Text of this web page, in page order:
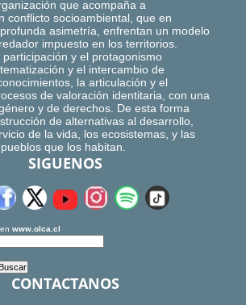
que acompaña a
conflicto socioambiental, que en
asimetría, enfrentan un modelo
impuesto en los territorios.
participación y el protagonismo
y el intercambio de
la articulación y el
de valoración identitaria, con una
y de derechos. De esta forma
de alternativas al desarrollo,
de la vida, los ecosistemas, y las
que los habitan.
SIGUENOS
en www.olca.cl
CONTACTANOS